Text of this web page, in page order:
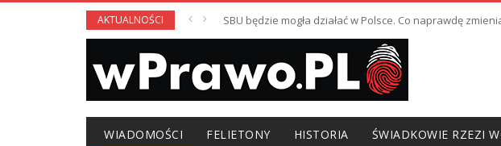
AKTUALNOŚCI SBU będzie mogła działać w Polsce. Co naprawdę
WIADOMOŚCI FELIETONY HISTORIA ŚWIADKOWIE RZEZI